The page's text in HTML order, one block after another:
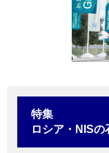
特集
ロシア・NIS